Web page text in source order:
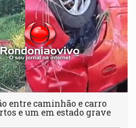
entre caminhão e carro
e um em estado grave